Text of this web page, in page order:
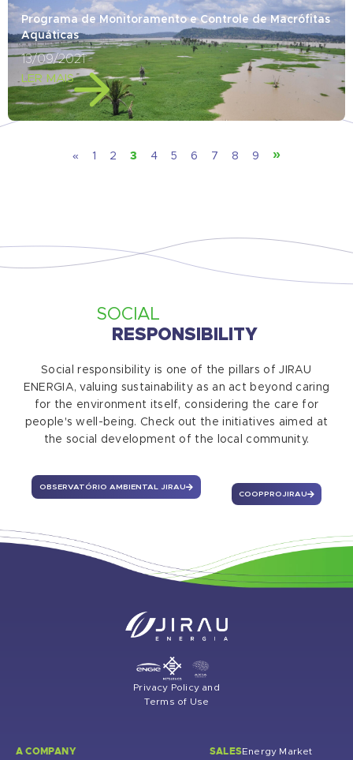
Programa de Monitoramento e Controle de Macrófitas
Aquáticas
13/09/2021
LER MAIS
« 1 2 3 4 5 6 7 8 9 »
SOCIAL
RESPONSIBILITY
Social responsibility is one of the pillars of JIRAU
ENERGIA, valuing sustainability as an act beyond caring
for the environment itself, considering the care for
people's well-being. Check out the initiatives aimed at
the social development of the local community.
OBSERVATÓRIO AMBIENTAL JIRAU
COOPPROJIRAU
Privacy Policy and
Terms of Use
A COMPANY SALESEnergy Market